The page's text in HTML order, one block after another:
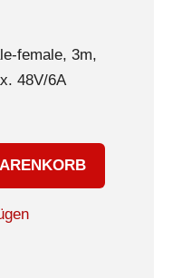
female, 3m,
48V/6A